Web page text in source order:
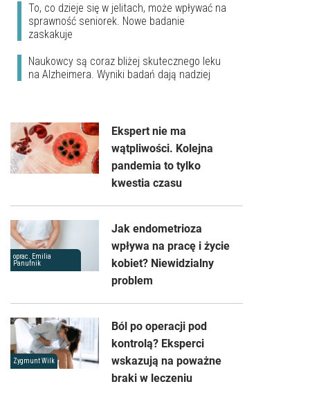
To, co dzieje się w jelitach, może wpływać na
sprawność seniorek. Nowe badanie
zaskakuje
Naukowcy są coraz bliżej skutecznego leku
na Alzheimera. Wyniki badań dają nadziej
Ekspert nie ma
wątpliwości. Kolejna
pandemia to tylko
kwestia czasu
oprac. Emilia
Panufnik
Jak endometrioza
wpływa na pracę i życie
kobiet? Niewidzialny
problem
Zygmunt Wilk
Ból po operacji pod
kontrolą? Eksperci
wskazują na poważne
braki w leczeniu